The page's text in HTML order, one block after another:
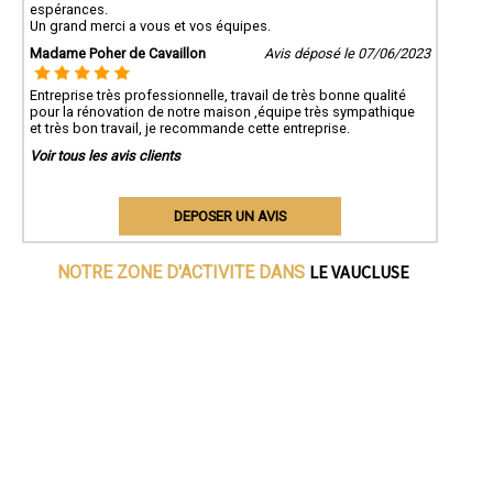
espérances.
Un grand merci a vous et vos équipes.
Madame Poher de Cavaillon
Avis déposé le 07/06/2023
Entreprise très professionnelle, travail de très bonne qualité
pour la rénovation de notre maison ,équipe très sympathique
et très bon travail, je recommande cette entreprise.
Voir tous les avis clients
DEPOSER UN AVIS
NOTRE ZONE D'ACTIVITE DANS LE VAUCLUSE